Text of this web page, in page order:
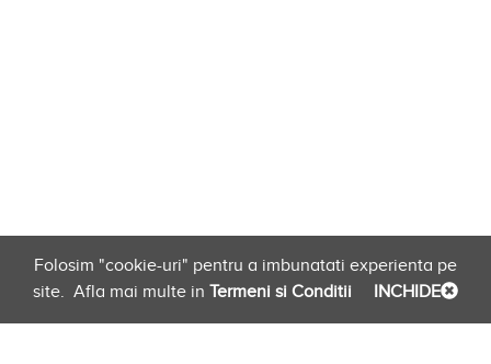
Folosim "cookie-uri" pentru a imbunatati experienta pe
site. Afla mai multe in Termeni si Conditii INCHIDE